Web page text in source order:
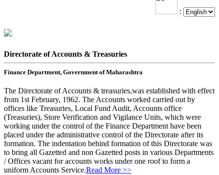
:
Directorate of Accounts & Treasuries
Finance Department, Government of Maharashtra
The Directorate of Accounts & treasuries,was established with effect
from 1st February, 1962. The Accounts worked carried out by
offices like Treasuries, Local Fund Audit, Accounts office
(Treasuries), Store Verification and Vigilance Units, which were
working under the control of the Finance Department have been
placed under the administrative control of the Directorate after its
formation. The indentation behind formation of this Directorate was
to bring all Gazetted and non Gazetted posts in various Departments
/ Offices vacant for accounts works under one roof to form a
uniform Accounts Service.Read More >>